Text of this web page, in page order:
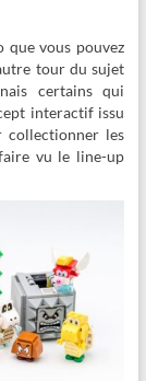
que vous pouvez
tour du sujet
certains qui
interactif issu
collectionner les
vu le line-up